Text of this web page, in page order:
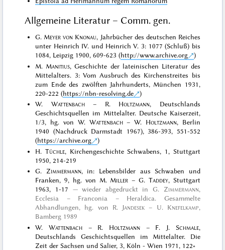
Allgemeine Literatur – Comm. gen.
G. Meyer von Knonau, Jahrbücher des deutschen Reiches
unter Heinrich IV. und Heinrich V. 3: 1077 (Schluß) bis
1084, Leipzig 1900, 609-623 (http://www.archive.org
)
M. Manitius, Geschichte der lateinischen Literatur des
Mittelalters. 3: Vom Ausbruch des Kirchenstreites bis
zum Ende des zwölften Jahrhunderts, München 1931,
220-222 (https://nbn-resolving.de
)
W. Wattenbach– R. Holtzmann, Deutschlands
Geschichtsquellen im Mittelalter. Deutsche Kaiserzeit,
1/3, hg. von W. Wattenbach– W. Holtzmann, Berlin
1940 (Nachdruck Darmstadt 1967), 386-393, 551-552
(https://archive.org
)
H. Tüchle, Kirchengeschichte Schwabens, 1, Stuttgart
1950, 214-219
G. Zimmermann, in: Lebensbilder aus Schwaben und
Franken, 9, hg. von M. Miller – G. Taddey, Stuttgart
1963, 1-17
wieder abgedruckt inG. Zimmermann,
Ecclesia – Franconia – Heraldica. Gesammelte
Abhandlungen, hg. von R.
Jandesek – U. Knefelkamp,
Bamberg 1989
W. Wattenbach– R. Holtzmann – F. J. Schmale,
Deutschlands Geschichtsquellen im Mittelalter. Die
Zeit der Sachsen und Salier, 3, Köln - Wien 1971, 122∗